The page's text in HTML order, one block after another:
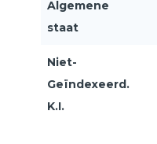
Algemene
staat
Niet-
Geïndexeerd.
K.I.